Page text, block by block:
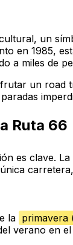
un
en 1985,
a miles de
un road
Ruta 66
es clave.
la primavera
verano en